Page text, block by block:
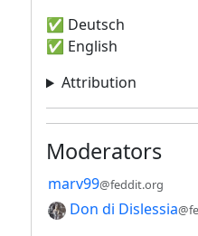
✅ Deutsch
✅ English
Attribution
Moderators
marv99@feddit.org
Don di Dislessia